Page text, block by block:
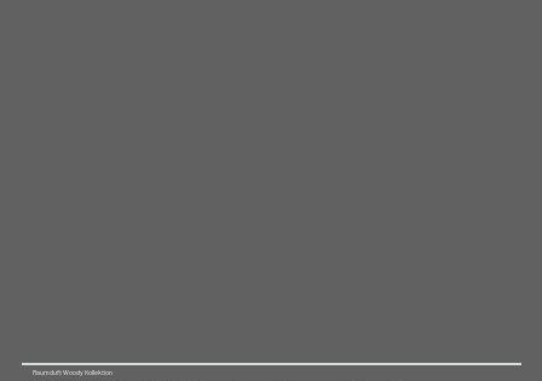
Raumduft Woody Kollektion